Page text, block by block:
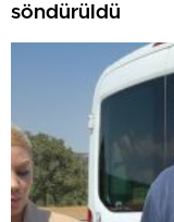
söndürüldü